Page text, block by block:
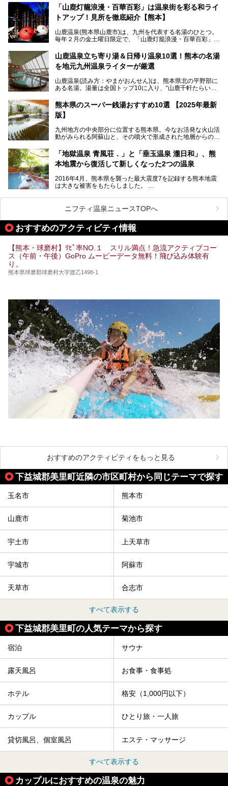
す。
中でも「耕きち(こうきち)の湯」は露天風呂を持たないもの
り一度廃業しましたが、2024年10月に営業再開。数多くの
温泉ファンに注目される名湯です。
今回は再開した耕きちの湯を訪問し、全浴室(男女別大浴
「山鹿灯籠浪漫・百華百彩」は温泉街を彩る和ライ
トアップ！見所を徹底紹介【熊本】
山鹿温泉(熊本県山鹿市)は、九州を代表する名湯のひとつ。
毎年２月の金土曜日限定で、「山鹿灯籠浪漫・百華百彩」
ます。和傘や竹、ろうそくなどを用いて、和情緒たっぷりの
ライトアップが無料で楽しめます。
日、の合計8日間開催。今回は地元九州在住の筆者が、その
見所を徹底紹介。併せて、その他イベントや立ち寄り湯も併
山鹿温泉立ち寄り湯＆日帰り温泉10選！熊本の名湯
を地元九州温泉ライターが厳選
山鹿温泉(読み方：やまがおんせん)は、熊本県北の平野部に
ある名湯。湯量は全国トップ10に入り、“山鹿千軒たらいな
泉質であり、お湯の良さにも定評があります。
今回は地元九州の温泉ライターの私が実際に入浴した中か
設・家族風呂の3パターンに分類し、合計10施設を厳選して
ご紹介。ぜひ、湯めぐりの参考にして下さいね！
熊本県のスーパー銭湯おすすめ10選 【2025年最新
版】
九州地方の中央部分に位置する熊本県。今なお活発な火山活
動がみられる阿蘇山と、その噴火で形成された地層からの湧
す。
そんな熊本県は、県内の至るところから温泉が湧いている温
泉県でもあります。山鹿温泉、玉名温泉、黒川温泉、人吉温
出すスーパー銭湯が豊富です。なかでも注目のスーパー銭湯
をピックアップしました。
「地獄温泉 青風荘．」と「垂玉温泉 瀧日和」、熊
本地震から復活して新しくなった2つの温泉
2016年4月、熊本県を襲った最大震度7を記録する熊本地震
は大きな被害をもたらしました。
阿蘇山麓の南阿蘇村の「地獄温泉 清風荘」、そして「清風
荘」から400mほど離れた「垂玉（たるたま）温泉 山口旅
館」の2軒は、この地震による土砂崩れなどのために、一時
期は孤立状態に。もしかしたらこの時のニュースで、「地獄
温泉」と「垂玉温泉」の名前を知った人もいるかもしれませ
ん。
この2軒は今どうなっているのでしょうか。実は現在は「地
獄温泉 青風荘．」「垂玉温泉 瀧日和」として営業を再開し
します。
ニフティ温泉ニュースTOPへ
おすすめのアクティビティ情報
【熊本・球磨村】ﾘﾋﾟ率NO.１ スリル満点！急流アクティブコー
ス（午前・午後）GoPro ムービーデータ無料！飛び込み体験有
り。
熊本県球磨郡球磨村大字渡乙1498-1
おすすめのアクティビティをもっと見る
下益城郡美里町近隣の市区町村から同じテーマで探す
玉名市 熊本市
山鹿市 菊池市
宇土市 上天草市
宇城市 阿蘇市
天草市 合志市
すべて表示する
下益城郡美里町の人気テーマから探す
宿泊 サウナ
露天風呂 お食事・食事処
ホテル 格安（1,000円以下）
カップル ひとり旅・一人旅
貸切風呂、個室風呂 エステ・マッサージ
すべて表示する
カップルにおすすめの温泉の魅力